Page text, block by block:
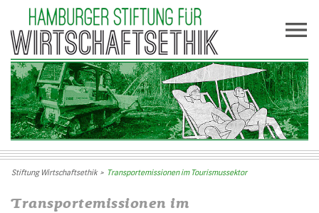
Stiftung Wirtschaftsethik> Transportemissionen im Tourismussektor
Transportemissionen im